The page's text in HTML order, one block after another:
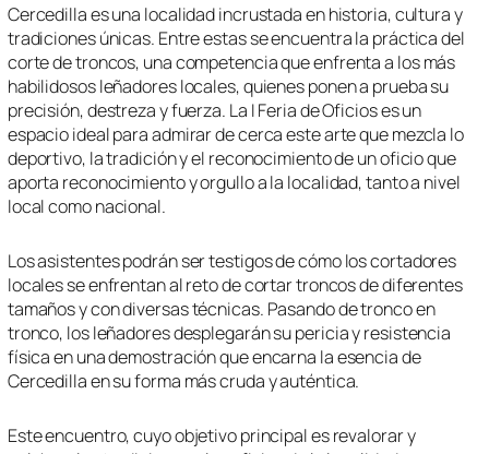
Cercedilla es una localidad incrustada en historia, cultura y
tradiciones únicas. Entre estas se encuentra la práctica del
corte de troncos, una competencia que enfrenta a los más
habilidosos leñadores locales, quienes ponen a prueba su
precisión, destreza y fuerza. La I Feria de Oficios es un
espacio ideal para admirar de cerca este arte que mezcla lo
deportivo, la tradición y el reconocimiento de un oficio que
aporta reconocimiento y orgullo a la localidad, tanto a nivel
local como nacional.
Los asistentes podrán ser testigos de cómo los cortadores
locales se enfrentan al reto de cortar troncos de diferentes
tamaños y con diversas técnicas. Pasando de tronco en
tronco, los leñadores desplegarán su pericia y resistencia
física en una demostración que encarna la esencia de
Cercedilla en su forma más cruda y auténtica.
Este encuentro, cuyo objetivo principal es revalorar y